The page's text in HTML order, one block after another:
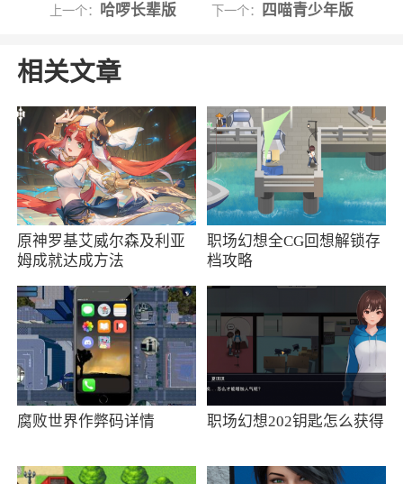
智能美容
美肌、亮眼、脸型优化一键搞定；
一键磨皮+美白，还可以调整肤色哦；
祛斑祛痘
轻轻一点，小痘痘不见了；
瘦脸瘦身
手指轻轻一推，哪里想瘦推哪里；
祛黑眼圈
快速抹去倦容，告别熊猫眼；
眼睛放大
上一个： 哈啰长辈版 下一个： 四喵青少年版
相关文章
原神罗基艾威尔森及利亚
姆成就达成方法
职场幻想全CG回想解锁存
档攻略
腐败世界作弊码详情 职场幻想202钥匙怎么获得